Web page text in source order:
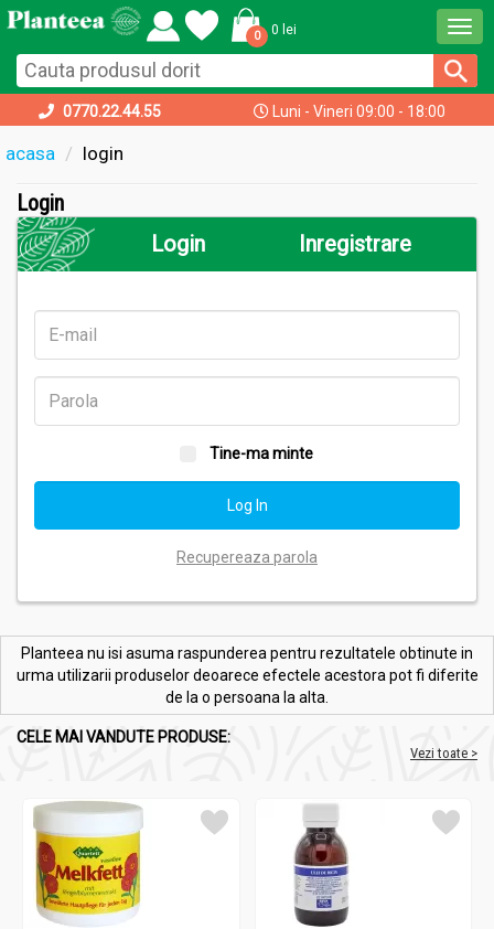
0 0 lei
0770.22.44.55 Luni - Vineri 09:00 - 18:00
acasa login
Login
Login
Inregistrare
Tine-ma minte
Recupereaza parola
Planteea nu isi asuma raspunderea pentru rezultatele obtinute in
urma utilizarii produselor deoarece efectele acestora pot fi diferite
de la o persoana la alta.
CELE MAI VANDUTE PRODUSE:
Vezi toate >